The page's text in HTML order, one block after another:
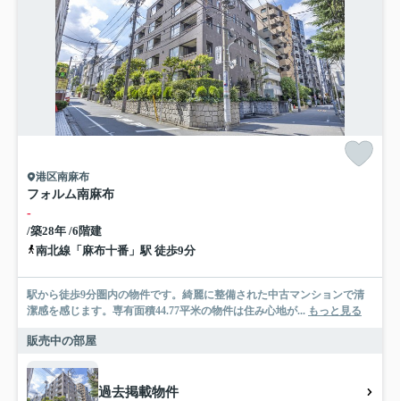
港区南麻布
フォルム南麻布
-
/築28年 /6階建
南北線「麻布十番」駅 徒歩9分
駅から徒歩9分圏内の物件です。綺麗に整備された中古マンションで清
潔感を感じます。専有面積44.77平米の物件は住み心地が... もっと見る
販売中の部屋
過去掲載物件